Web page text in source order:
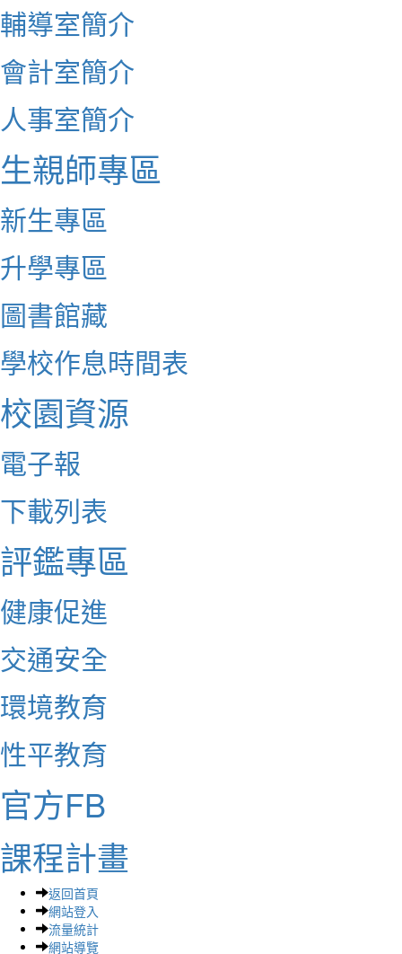
輔導室簡介
會計室簡介
人事室簡介
生親師專區
新生專區
升學專區
圖書館藏
學校作息時間表
校園資源
電子報
下載列表
評鑑專區
健康促進
交通安全
環境教育
性平教育
官方FB
課程計畫
返回首頁
網站登入
流量統計
網站導覽